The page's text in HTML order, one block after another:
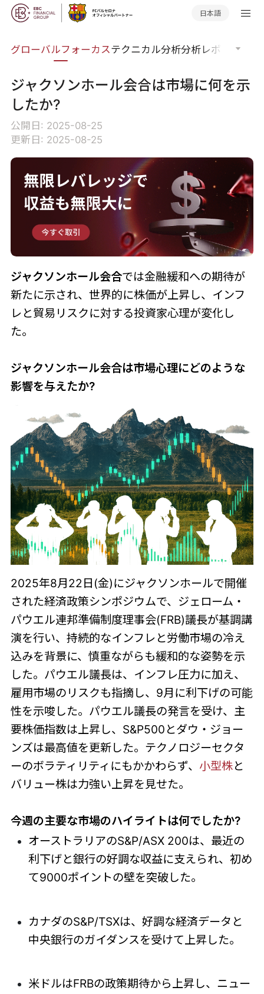
日本語
グローバルフォーカステクニカル分析分析レポート
ジャクソンホール会合は市場に何を示
したか?
公開日: 2025-08-25
更新日: 2025-08-25
ジャクソンホール会合では金融緩和への期待が
新たに示され、世界的に株価が上昇し、インフ
レと貿易リスクに対する投資家心理が変化し
た。
ジャクソンホール会合は市場心理にどのような
影響を与えたか?
2025年8月22日(金)にジャクソンホールで開催
された経済政策シンポジウムで、ジェローム・
パウエル連邦準備制度理事会(FRB)議長が基調講
演を行い、持続的なインフレと労働市場の冷え
込みを背景に、慎重ながらも緩和的な姿勢を示
した。パウエル議長は、インフレ圧力に加え、
雇用市場のリスクも指摘し、9月に利下げの可能
性を示唆した。パウエル議長の発言を受け、主
要株価指数は上昇し、S&P500とダウ・ジョー
ンズは最高値を更新した。テクノロジーセクタ
ーのボラティリティにもかかわらず、 小型株と
バリュー株は力強い上昇を見せた。
今週の主要な市場のハイライトは何でしたか?
オーストラリアのS&P/ASX 200は、最近の
利下げと銀行の好調な収益に支えられ、初め
て9000ポイントの壁を突破した。
カナダのS&P/TSXは、好調な経済データと
中央銀行のガイダンスを受けて上昇した。
米ドルはFRBの政策期待から上昇し、ニュー